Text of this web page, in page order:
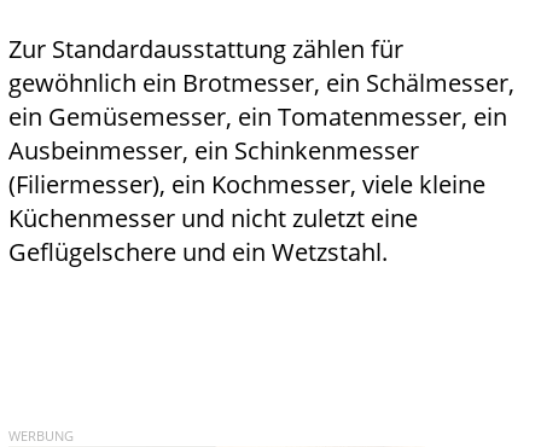
Zur Standardausstattung zählen für
gewöhnlich ein Brotmesser, ein Schälmesser,
ein Gemüsemesser, ein Tomatenmesser, ein
Ausbeinmesser, ein Schinkenmesser
(Filiermesser), ein Kochmesser, viele kleine
Küchenmesser und nicht zuletzt eine
Geflügelschere und ein Wetzstahl.
WERBUNG